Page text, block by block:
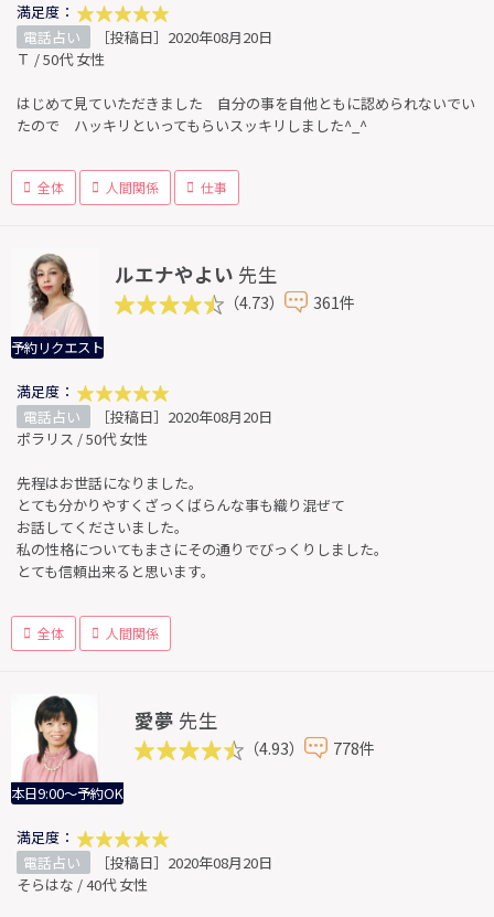
満足度：
電話占い
［投稿日］2020年08月20日
Ｔ / 50代 女性
はじめて見ていただきました 自分の事を自他ともに認められないでい
たので ハッキリといってもらいスッキリしました^_^
全体 人間関係 仕事
予約リクエスト
ルエナやよい 先生
（4.73） 361件
満足度：
電話占い
［投稿日］2020年08月20日
ポラリス / 50代 女性
先程はお世話になりました。
とても分かりやすくざっくばらんな事も織り混ぜて
お話してくださいました。
私の性格についてもまさにその通りでびっくりしました。
とても信頼出来ると思います。
全体 人間関係
本日9:00～予約OK
愛夢 先生
（4.93） 778件
満足度：
電話占い
［投稿日］2020年08月20日
そらはな / 40代 女性